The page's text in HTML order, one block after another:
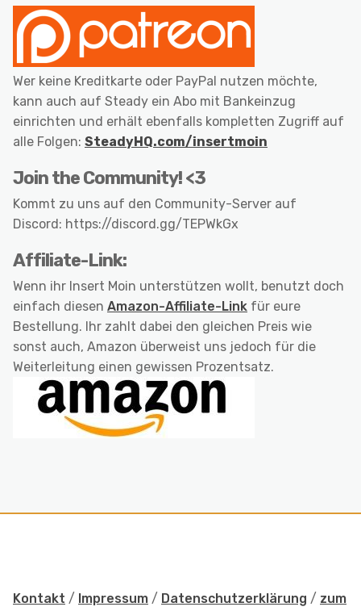
Wer keine Kreditkarte oder PayPal nutzen möchte,
kann auch auf Steady ein Abo mit Bankeinzug
einrichten und erhält ebenfalls kompletten Zugriff auf
alle Folgen: SteadyHQ.com/insertmoin
Join the Community! <3
Kommt zu uns auf den Community-Server auf
Discord: https://discord.gg/TEPWkGx
Affiliate-Link:
Wenn ihr Insert Moin unterstützen wollt, benutzt doch
einfach diesen Amazon-Affiliate-Link für eure
Bestellung. Ihr zahlt dabei den gleichen Preis wie
sonst auch, Amazon überweist uns jedoch für die
Weiterleitung einen gewissen Prozentsatz.
Kontakt / Impressum / Datenschutzerklärung / zum